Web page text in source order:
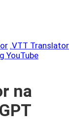
.VTT Translator
YouTube
na